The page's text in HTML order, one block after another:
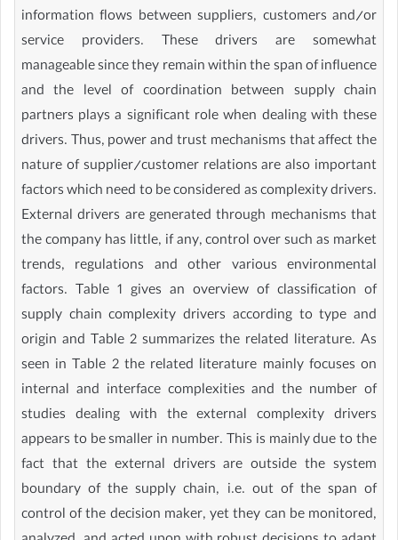
information flows between suppliers, customers and/or
service providers. These drivers are somewhat
manageable since they remain within the span of influence
and the level of coordination between supply chain
partners plays a significant role when dealing with these
drivers. Thus, power and trust mechanisms that affect the
nature of supplier/customer relations are also important
factors which need to be considered as complexity drivers.
External drivers are generated through mechanisms that
the company has little, if any, control over such as market
trends, regulations and other various environmental
factors. Table 1 gives an overview of classification of
supply chain complexity drivers according to type and
origin and Table 2 summarizes the related literature. As
seen in Table 2 the related literature mainly focuses on
internal and interface complexities and the number of
studies dealing with the external complexity drivers
appears to be smaller in number. This is mainly due to the
fact that the external drivers are outside the system
boundary of the supply chain, i.e. out of the span of
control of the decision maker, yet they can be monitored,